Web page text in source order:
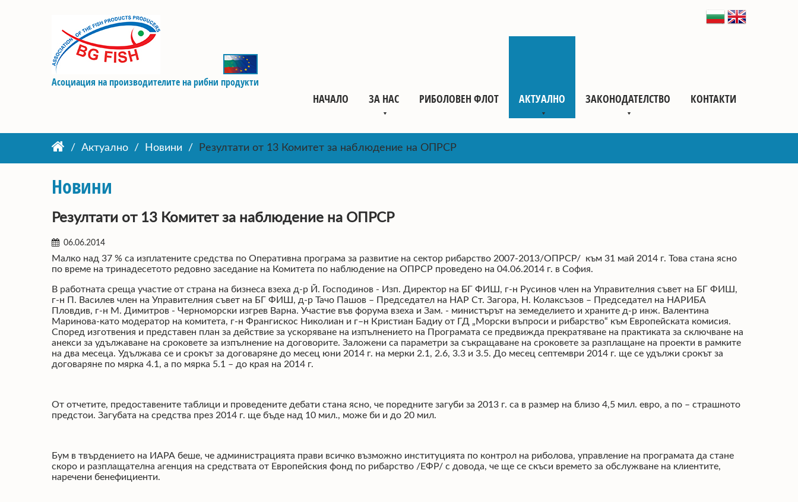
Асоциация на производителите на рибни продукти
НАЧАЛО ЗА НАС РИБОЛОВЕН ФЛОТ АКТУАЛНО ЗАКОНОДАТЕЛСТВО КОНТАКТИ
Актуално Новини Резултати от 13 Комитет за наблюдение на ОПРСР
Новини
Резултати от 13 Комитет за наблюдение на ОПРСР
06.06.2014
Малко над 37 % са изплатените средства по Оперативна програма за развитие на сектор рибарство 2007-2013/ОПРСР/ към 31 май 2014 г. Това стана ясно
по време на тринадесетото редовно заседание на Комитета по наблюдение на ОПРСР проведено на 04.06.2014 г. в София.
В работната среща участие от страна на бизнеса взеха д-р Й. Господинов - Изп. Директор на БГ ФИШ, г-н Русинов член на Управителния съвет на БГ ФИШ,
г-н П. Василев член на Управителния съвет на БГ ФИШ, д-р Тачо Пашов – Председател на НАР Ст. Загора, Н. Колаксъзов – Председател на НАРИБА
Пловдив, г-н М. Димитров - Черноморски изгрев Варна. Участие във форума взеха и Зам. - министърът на земеделието и храните д-р инж. Валентина
Маринова-като модератор на комитета, г-н Франгискос Николиан и г–н Кристиан Бадиу от ГД „Морски въпроси и рибарство“ към Европейската комисия.
Според изготвения и представен план за действие за ускоряване на изпълнението на Програмата се предвижда прекратяване на практиката за сключване на
анекси за удължаване на сроковете за изпълнение на договорите. Заложени са параметри за съкращаване на сроковете за разплащане на проекти в рамките
на два месеца. Удължава се и срокът за договаряне до месец юни 2014 г. на мерки 2.1, 2.6, 3.3 и 3.5. До месец септември 2014 г. ще се удължи срокът за
договаряне по мярка 4.1, а по мярка 5.1 – до края на 2014 г.
От отчетите, предоставените таблици и проведените дебати стана ясно, че поредните загуби за 2013 г. са в размер на близо 4,5 мил. евро, а по – страшното
предстои. Загубата на средства през 2014 г. ще бъде над 10 мил., може би и до 20 мил.
Бум в твърдението на ИАРА беше, че администрацията прави всичко възможно институцията по контрол на риболова, управление на програмата да стане
скоро и разплащателна агенция на средствата от Европейския фонд по рибарство /ЕФР/ с довода, че ще се скъси времето за обслужване на клиентите,
наречени бенефициенти.